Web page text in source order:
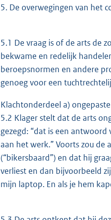
5. De overwegingen van het
5.1 De vraag is of de arts de
bekwame en redelijk
beroepsnormen en andere
genoeg voor een
Klachtonderdeel a)
5.2 Klager stelt dat de arts
gezegd: “dat is een
aan het werk.” Voorts zou
(“bikersbaard”) en dat hij
verliest en dan bijvoorbeeld
mijn laptop. En als je hem